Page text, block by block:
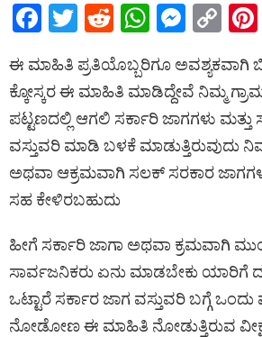
F
ce
b
o
o
k
T
tt
er
R
d
di
t
W
at
s
A
p
M
se
n
g
er
C
py
Li
n
k
ಈ ಮಾಹಿತಿ ಪ್ರತಿಯೊಬ್ಬರಿಗೂ ಅವಶ್ಯಕವಾಗಿ
ಕ್ಕೋಸ್ಕರ ಈ ಮಾಹಿತಿ ಮಾಡಿದ್ದೇವೆ ನಿಮ್ಮ
ಪಟ್ಟಣದಲ್ಲಿ ಆಗಲಿ ಸರ್ಕಾರಿ ಜಾಗಗಳು ಮತ್ತು
ವಸ್ತುವರಿ ಮಾಡಿ ಬಳಕೆ
ಅಥವಾ ಆಕ್ರಮವಾಗಿ ಸಲಕ್ ಸರಕಾರ
ಸಹ ಕೇಳಿರಬಹುದು
ಹೀಗೆ ಸರ್ಕಾರಿ ಜಾಗಾ ಅಥವಾ ಕ್ರಮವಾಗಿ
ಸಾರ್ವಜನಿಕರು ಏನು ಮಾಡಬೇಕು ಯಾರಿಗೆ
ಒಟ್ಟಾರೆ ಸರ್ಕಾರ ಜಾಗ ವಸ್ತುವರಿ ಬಗ್ಗೆ
ನೋಡೋಣ ಈ ಮಾಹಿತಿ ನೋಡುತ್ತಿರುವ